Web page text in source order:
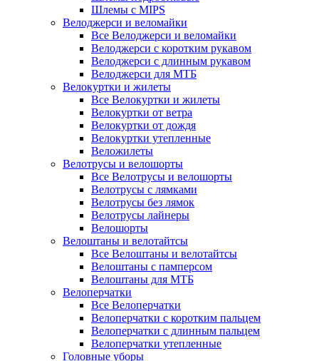
Шлемы с MIPS
Велоджерси и веломайки
Все Велоджерси и веломайки
Велоджерси с коротким рукавом
Велоджерси с длинным рукавом
Велоджерси для МТБ
Велокуртки и жилеты
Все Велокуртки и жилеты
Велокуртки от ветра
Велокуртки от дождя
Велокуртки утепленные
Веложилеты
Велотрусы и велошорты
Все Велотрусы и велошорты
Велотрусы с лямками
Велотрусы без лямок
Велотрусы лайнеры
Велошорты
Велоштаны и велотайтсы
Все Велоштаны и велотайтсы
Велоштаны с памперсом
Велоштаны для МТБ
Велоперчатки
Все Велоперчатки
Велоперчатки с коротким пальцем
Велоперчатки с длинным пальцем
Велоперчатки утепленные
Головные уборы